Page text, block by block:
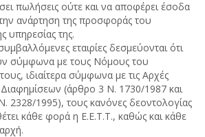
πωλήσεις ούτε και να αποφέρει έσοδα
ανάρτηση της προσφοράς του
υπηρεσίας της.
εταιρίες δεσμεύονται ότι
σύμφωνα με τους Νόμους του
ιδιαίτερα σύμφωνα με τις Αρχές
(άρθρο 3 Ν. 1730/1987 και
2328/1995), τους κανόνες δεοντολογίας
κάθε φορά η Ε.Ε.Τ.Τ., καθώς και κάθε